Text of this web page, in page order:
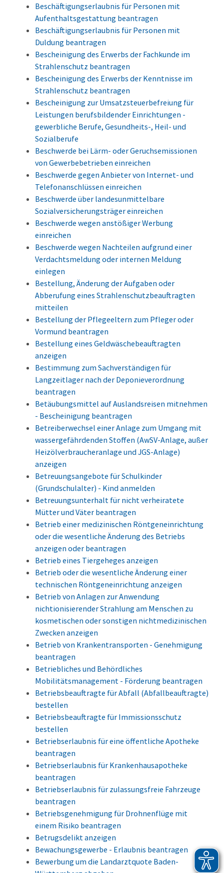
Beschäftigungserlaubnis für Personen mit
Aufenthaltsgestattung beantragen
Beschäftigungserlaubnis für Personen mit
Duldung beantragen
Bescheinigung des Erwerbs der Fachkunde im
Strahlenschutz beantragen
Bescheinigung des Erwerbs der Kenntnisse im
Strahlenschutz beantragen
Bescheinigung zur Umsatzsteuerbefreiung für
Leistungen berufsbildender Einrichtungen -
gewerbliche Berufe, Gesundheits-, Heil- und
Sozialberufe
Beschwerde bei Lärm- oder Geruchsemissionen
von Gewerbebetrieben einreichen
Beschwerde gegen Anbieter von Internet- und
Telefonanschlüssen einreichen
Beschwerde über landesunmittelbare
Sozialversicherungsträger einreichen
Beschwerde wegen anstößiger Werbung
einreichen
Beschwerde wegen Nachteilen aufgrund einer
Verdachtsmeldung oder internen Meldung
einlegen
Bestellung, Änderung der Aufgaben oder
Abberufung eines Strahlenschutzbeauftragten
mitteilen
Bestellung der Pflegeeltern zum Pfleger oder
Vormund beantragen
Bestellung eines Geldwäschebeauftragten
anzeigen
Bestimmung zum Sachverständigen für
Langzeitlager nach der Deponieverordnung
beantragen
Betäubungsmittel auf Auslandsreisen mitnehmen
- Bescheinigung beantragen
Betreiberwechsel einer Anlage zum Umgang mit
wassergefährdenden Stoffen (AwSV-Anlage, außer
Heizölverbraucheranlage und JGS-Anlage)
anzeigen
Betreuungsangebote für Schulkinder
(Grundschulalter) - Kind anmelden
Betreuungsunterhalt für nicht verheiratete
Mütter und Väter beantragen
Betrieb einer medizinischen Röntgeneinrichtung
oder die wesentliche Änderung des Betriebs
anzeigen oder beantragen
Betrieb eines Tiergeheges anzeigen
Betrieb oder die wesentliche Änderung einer
technischen Röntgeneinrichtung anzeigen
Betrieb von Anlagen zur Anwendung
nichtionisierender Strahlung am Menschen zu
kosmetischen oder sonstigen nichtmedizinischen
Zwecken anzeigen
Betrieb von Krankentransporten - Genehmigung
beantragen
Betriebliches und Behördliches
Mobilitätsmanagement - Förderung beantragen
Betriebsbeauftragte für Abfall (Abfallbeauftragte)
bestellen
Betriebsbeauftragte für Immissionsschutz
bestellen
Betriebserlaubnis für eine öffentliche Apotheke
beantragen
Betriebserlaubnis für Krankenhausapotheke
beantragen
Betriebserlaubnis für zulassungsfreie Fahrzeuge
beantragen
Betriebsgenehmigung für Drohnenflüge mit
einem Risiko beantragen
Betrugsdelikt anzeigen
Bewachungsgewerbe - Erlaubnis beantragen
Bewerbung um die Landarztquote Baden-